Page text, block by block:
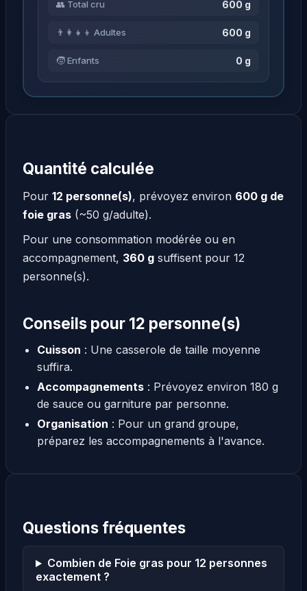
👥 Total cru 600 g
👨‍👩‍👧‍👦 Adultes 600 g
🧒 Enfants 0 g
Quantité calculée
Pour 12 personne(s), prévoyez environ 600 g de
foie gras (~50 g/adulte).
Pour une consommation modérée ou en
accompagnement, 360 g suffisent pour 12
personne(s).
Conseils pour 12 personne(s)
Cuisson : Une casserole de taille moyenne
suffira.
Accompagnements: Prévoyez environ 180 g
de sauce ou garniture par personne.
Organisation : Pour un grand groupe,
préparez les accompagnements à l'avance.
Questions fréquentes
Combien de Foie gras pour 12 personnes
exactement ?